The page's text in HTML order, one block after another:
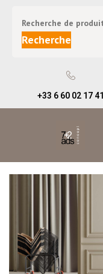
Recherche
+33 6 60 02 17 41